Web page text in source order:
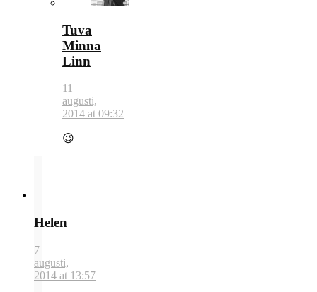
Tuva
Minna
Linn
11
augusti,
2014 at 09:32
😉
Helen
7
augusti,
2014 at 13:57